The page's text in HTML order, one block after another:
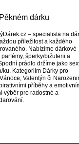
dárku
– specialista na
příležitost a každého
Nabízíme dárkové
parfémy, šperky/bižuterii a
prádlo držíme jako
ku. Kategoriím Dárky pro
Valentýn či
příběhy a
výběr pro radostné a